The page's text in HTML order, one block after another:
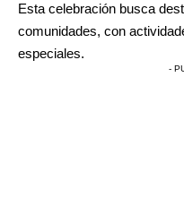
Esta celebración busca
comunidades, con
especiales.
-